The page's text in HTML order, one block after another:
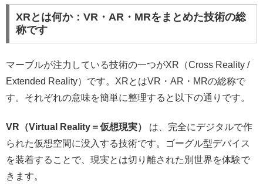
XRとは何か：VR・AR・MRをまとめた技術の総
称です
マーブルが注力している技術の一つがXR（Cross Reality /
Extended Reality）です。XRとはVR・AR・MRの総称で
す。それぞれの意味を簡単に整理すると以下の通りです。
VR（Virtual Reality＝仮想現実）
は、完全にデジタルで作
られた仮想空間に没入する技術です。ゴーグル型デバイス
を装着することで、現実とは切り離された別世界を体験で
きます。